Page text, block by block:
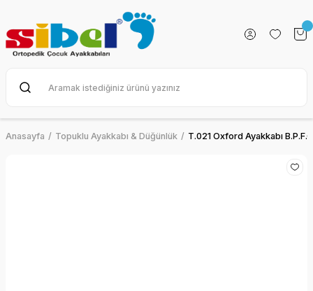
Anasayfa Topuklu Ayakkabı & Düğünlük T.021 Oxford Ayakkabı